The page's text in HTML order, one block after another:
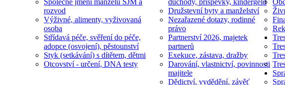
Společné jmění manželů SJM a
rozvod
Výživné, alimenty, vyživovaná
osoba
Střídavá péče, svěření do péče,
adopce (osvojení), pěstounství
Styk (setkávání) s dítětem, dětmi
Otcovství - určení, DNA testy
důchody, příspěvky, kindergeld
Družstevní byty a manželství
Nezařazené dotazy, rodinné
právo
Partnerství 2026, majetek
partnerů
Exekuce, zástava, dražby
Darování, vlastnictví, povinnosti
majitele
Dědictví, vydědění, závěť